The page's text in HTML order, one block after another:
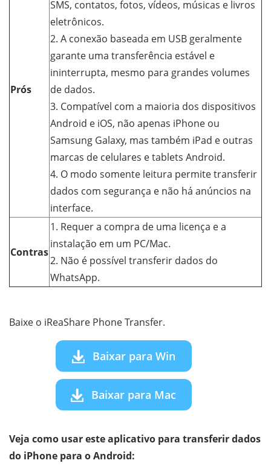
Prós
SMS, contatos, fotos, vídeos, músicas e livros
eletrônicos.
2. A conexão baseada em USB geralmente
garante uma transferência estável e
ininterrupta, mesmo para grandes volumes
de dados.
3. Compatível com a maioria dos dispositivos
Android e iOS, não apenas iPhone ou
Samsung Galaxy, mas também iPad e outras
marcas de celulares e tablets Android.
4. O modo somente leitura permite transferir
dados com segurança e não há anúncios na
interface.
Contras
1. Requer a compra de uma licença e a
instalação em um PC/Mac.
2. Não é possível transferir dados do
WhatsApp.
Baixe o iReaShare Phone Transfer.
Baixar para Win
Baixar para Mac
Veja como usar este aplicativo para transferir dados
do iPhone para o Android: